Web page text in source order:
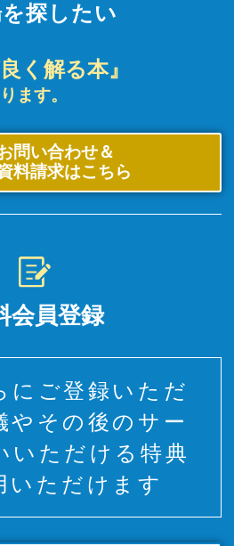
探したい
く解る本』
ます。
問い合わせ＆
料請求はこちら
会員登録
にご登録いただ
やその後のサー
いただける特典
いただけます